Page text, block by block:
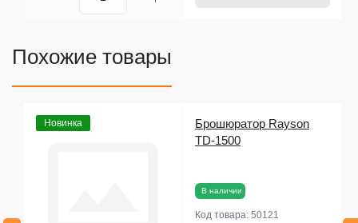
Похожие товары
Новинка
Брошюратор Rayson
TD-1500
В наличии
Код товара: 50121